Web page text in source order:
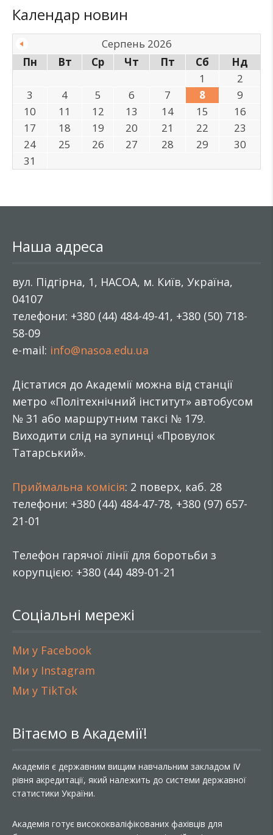
Календар новин
Серпень 2026
Пн
Вт Ср Чт Пт Сб
Нд
1
2
3
4 5 6 7 8
9
10
11 12 13 14 15
16
17
18 19 20 21 22
23
24
25 26 27 28 29
30
31
Наша адреса
вул. Підгірна, 1, НАСОА, м. Київ, Україна,
04107
телефони: +380 (44) 484-49-41, +380 (50) 718-
58-09
e-mail: info@nasoa.edu.ua
Дістатися до Академії можна від станції
метро «Політехнічний інститут» автобусом
№ 31 або маршрутним таксі № 179.
Виходити слід на зупинці «Провулок
Татарський».
Приймальна комісія: 2 поверх, каб. 28
телефони: +380 (44) 484-47-78, +380 (97) 657-
21-01
Телефон гарячої лінії для боротьби з
корупцією: +380 (44) 489-01-21
Соціальні мережі
Ми у Facebook
Ми у Instagram
Ми у TikTok
Вітаємо в Академії!
Академія є державним вищим навчальним закладом IV
рівня акредитації, який належить до системи державної
статистики України.
Академія готує висококваліфікованих фахівців для